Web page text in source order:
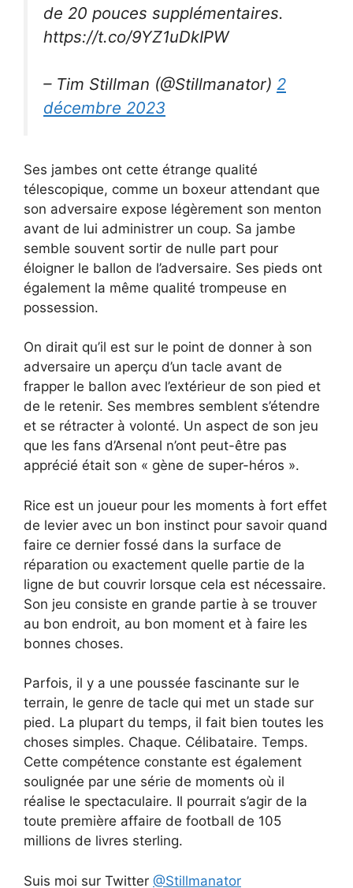
de 20 pouces supplémentaires.
https://t.co/9YZ1uDkIPW
– Tim Stillman (@Stillmanator) 2
décembre 2023
Ses jambes ont cette étrange qualité
télescopique, comme un boxeur attendant que
son adversaire expose légèrement son menton
avant de lui administrer un coup. Sa jambe
semble souvent sortir de nulle part pour
éloigner le ballon de l’adversaire. Ses pieds ont
également la même qualité trompeuse en
possession.
On dirait qu’il est sur le point de donner à son
adversaire un aperçu d’un tacle avant de
frapper le ballon avec l’extérieur de son pied et
de le retenir. Ses membres semblent s’étendre
et se rétracter à volonté. Un aspect de son jeu
que les fans d’Arsenal n’ont peut-être pas
apprécié était son « gène de super-héros ».
Rice est un joueur pour les moments à fort effet
de levier avec un bon instinct pour savoir quand
faire ce dernier fossé dans la surface de
réparation ou exactement quelle partie de la
ligne de but couvrir lorsque cela est nécessaire.
Son jeu consiste en grande partie à se trouver
au bon endroit, au bon moment et à faire les
bonnes choses.
Parfois, il y a une poussée fascinante sur le
terrain, le genre de tacle qui met un stade sur
pied. La plupart du temps, il fait bien toutes les
choses simples. Chaque. Célibataire. Temps.
Cette compétence constante est également
soulignée par une série de moments où il
réalise le spectaculaire. Il pourrait s’agir de la
toute première affaire de football de 105
millions de livres sterling.
Suis moi sur Twitter @Stillmanator